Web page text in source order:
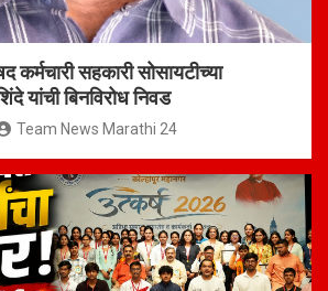
कर्मचारी सहकारी सोसायटीच्या
यांची बिनविरोध निवड
Team News Marathi 24